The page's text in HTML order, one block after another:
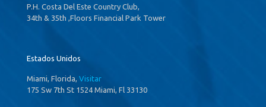
P.H. Costa Del Este Country Club,
34th & 35th ,Floors Financial Park Tower
Estados Unidos
Miami, Florida, Visitar
175 Sw 7th St 1524 Miami, Fl 33130